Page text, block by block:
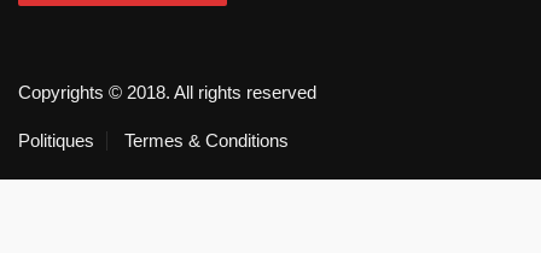
Copyrights © 2018. All rights reserved
Politiques Termes & Conditions